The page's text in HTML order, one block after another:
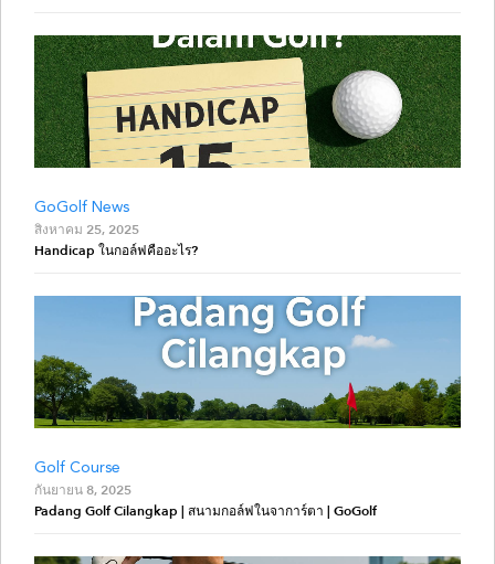
GoGolf News
สิงหาคม 25, 2025
Handicap ในกอล์ฟคืออะไร?
Golf Course
กันยายน 8, 2025
Padang Golf Cilangkap | สนามกอล์ฟในจาการ์ตา | GoGolf